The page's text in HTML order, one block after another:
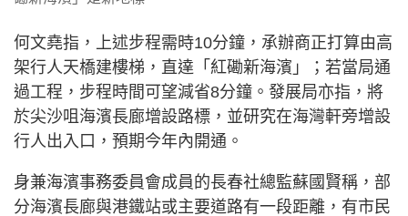
何文堯指，上述步程需時10分鐘，承辦商正打算由高
架行人天橋建樓梯，直達「紅磡新海濱」；若當局通
過工程，步程時間可望減省8分鐘。發展局亦指，將
於尖沙咀海濱長廊增設路標，並研究在海灣軒旁增設
行人出入口，預期今年內開通。
身兼海濱事務委員會成員的長春社總監蘇國賢稱，部
分海濱長廊與港鐵站或主要道路有一段距離，有市民